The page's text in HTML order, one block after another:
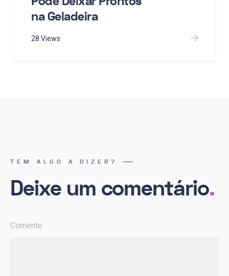
na Geladeira
28 Views
TEM ALGO A DIZER?
Deixe um comentário.
Comente